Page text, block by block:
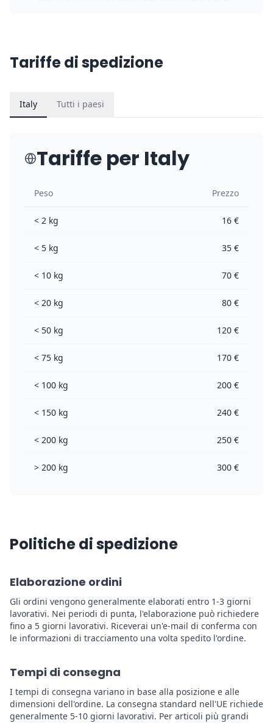
Tariffe di spedizione
Italy Tutti i paesi
Tariffe per Italy
Peso Prezzo
< 2 kg 16 €
< 5 kg 35 €
< 10 kg 70 €
< 20 kg 80 €
< 50 kg 120 €
< 75 kg 170 €
< 100 kg 200 €
< 150 kg 240 €
< 200 kg 250 €
> 200 kg 300 €
Politiche di spedizione
Elaborazione ordini
Gli ordini vengono generalmente elaborati entro 1-3 giorni
lavorativi. Nei periodi di punta, l'elaborazione può richiedere
fino a 5 giorni lavorativi. Riceverai un'e-mail di conferma con
le informazioni di tracciamento una volta spedito l'ordine.
Tempi di consegna
I tempi di consegna variano in base alla posizione e alle
dimensioni dell'ordine. La consegna standard nell'UE richiede
generalmente 5-10 giorni lavorativi. Per articoli più grandi